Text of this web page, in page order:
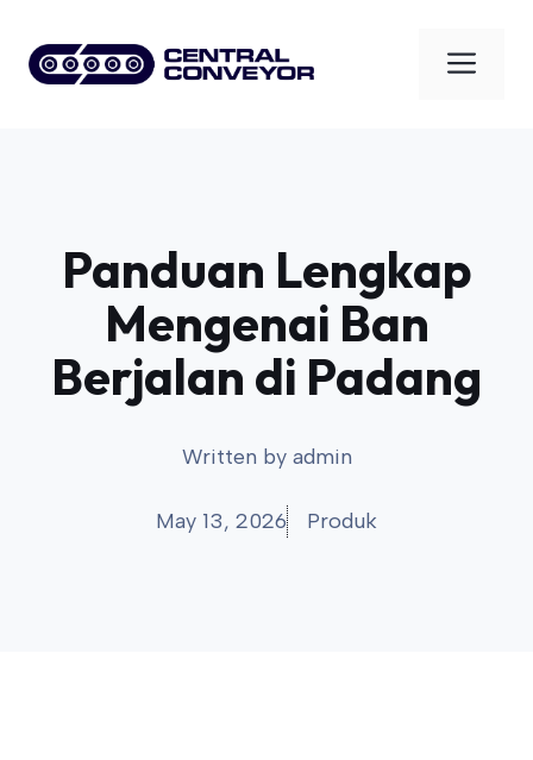
content
Panduan Lengkap
Mengenai Ban
Berjalan di Padang
Written by admin
May 13, 2026 Produk